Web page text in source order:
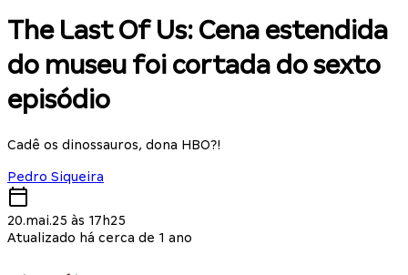
The Last Of Us: Cena estendida
do museu foi cortada do sexto
episódio
Cadê os dinossauros, dona HBO?!
Pedro Siqueira
20.mai.25 às 17h25
Atualizado há cerca de 1 ano